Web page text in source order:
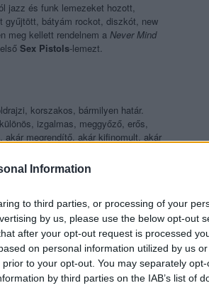
Information
to third parties, or processing of your
by us, please use the below opt-out
after your opt-out request is processed
on personal information utilized by us
to your opt-out. You may separately
by third parties on the IAB’s list of
jazz és funk lemezeket hozott,
gyűjtött, bátyám rockot, diszkót, new
meg kellett rendelnem a Never Mind
Sex Pistols-lemezt.
korszakos, bármilyen határ.
izgalmas, meggyőző, erős,
akár megrendítő, akár kifinomult, akár
zenét, mert elvonja a
a cinizmus, vagy éppen a
akkor BBC3, ha zene, akkor jazz,